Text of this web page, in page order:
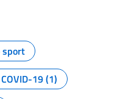
pagina
sport
19 (1)